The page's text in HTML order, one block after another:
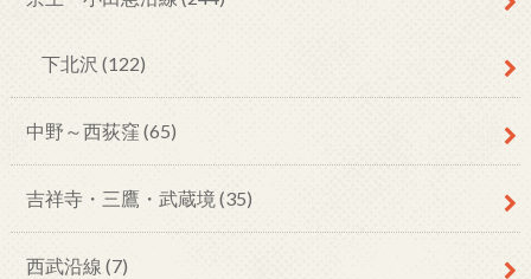
下北沢 (122)
中野～西荻窪 (65)
吉祥寺・三鷹・武蔵境 (35)
西武沿線 (7)